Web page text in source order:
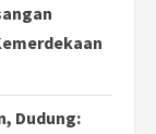
Dudung: